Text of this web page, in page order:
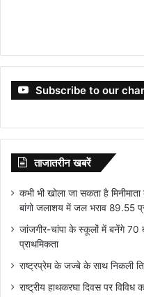
Subscribe to our
ताजातरीन खबरें
कभी भी खोला जा सकता है
बांगो जलाशय में जल भराव 89.55
जांजगीर-चांपा के स्कूलों में बनेंगे 70
प्राथमिकता
राष्ट्रप्रेम के जज्बे के साथ निकली
राष्ट्रीय हाथकरघा दिवस पर विविध